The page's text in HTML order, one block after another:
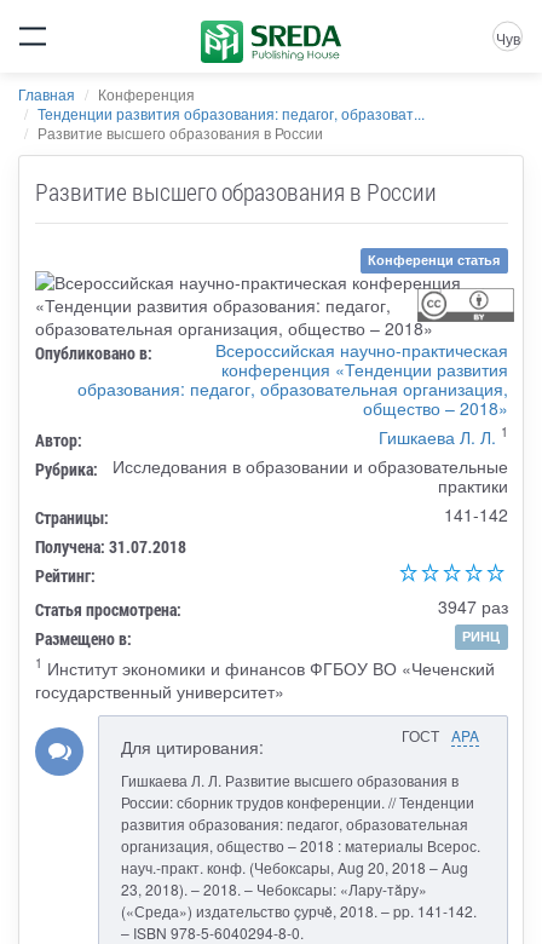
Чув
Главная
Конференция
Тенденции развития образования: педагог, образоват...
Развитие высшего образования в России
Развитие высшего образования в России
Конференци статья
Опубликовано в:
Всероссийская научно-практическая
конференция «Тенденции развития
образования: педагог, образовательная организация,
общество – 2018»
Автор: Гишкаева Л. Л. 1
Рубрика:
Исследования в образовании и образовательные
практики
Страницы: 141-142
Получена: 31.07.2018
Рейтинг:
Статья просмотрена:
3947 раз
Размещено в:
РИНЦ
1 Институт экономики и финансов ФГБОУ ВО «Чеченский
государственный университет»
ГОСТ APA
Для цитирования:
Гишкаева Л. Л. Развитие высшего образования в
России: сборник трудов конференции. // Тенденции
развития образования: педагог, образовательная
организация, общество – 2018 : материалы Всерос.
науч.-практ. конф. (Чебоксары, Aug 20, 2018 – Aug
23, 2018). – 2018. – Чебоксары: «Лару-тăру»
(«Среда») издательство çурчě, 2018. – pp. 141-142.
– ISBN 978-5-6040294-8-0.